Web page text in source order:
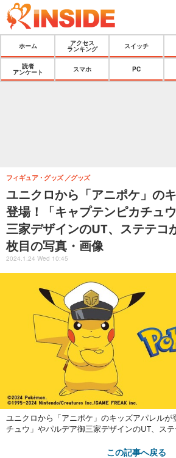
ホーム
アクセス
ランキング
スイッチ
読者
アンケート
スマホ PC
ユニクロから「アニポケ」の
登場！「キャプテンピカチュ
三家デザインのUT、ステテコ
枚目の写真・画像
フィギュア・グッズ グッズ
2024.1.24 Wed 10:45
ユニクロから「アニポケ」のキッズアパレルが
チュウ」やパルデア御三家デザインのUT、ス
この記事へ戻る